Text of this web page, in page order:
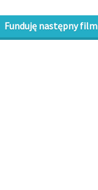
DLA MEDIÓW
Funduję następny film